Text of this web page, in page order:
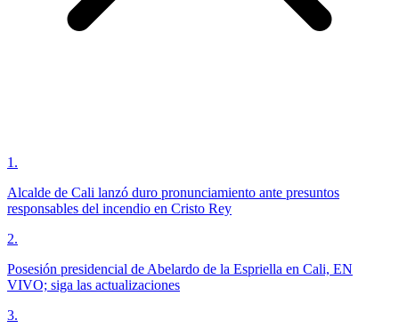
1 .
Alcalde de Cali lanzó duro pronunciamiento ante presuntos
responsables del incendio en Cristo Rey
2.
Posesión presidencial de Abelardo de la Espriella en Cali, EN
VIVO; siga las actualizaciones
3.